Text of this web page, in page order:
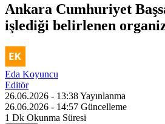
Ankara Cumhuriyet
işlediği belirlenen
Eda Koyuncu
Editör
26.06.2026 - 13:38Yayınlanma
26.06.2026 - 14:57 Güncelleme
1 Dk Okunma Süresi